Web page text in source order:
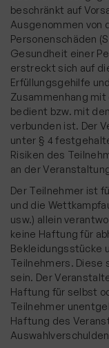
beschränkt auf
Ausgenommen von
Personenschäden
Gesundheit einer
erstreckt sich auf
Erfüllungsgehilfe
Zusammenhang
bedient bzw. mit
verbunden ist. Der
unter § 4
Risiken des
an der
Der Teilnehmer ist
und die
usw.) allein
keine Haftung für
Bekleidungsstücke
Teilnehmers. Diese
sein. Der
Haftung für selbst
Teilnehmer
Haftung des